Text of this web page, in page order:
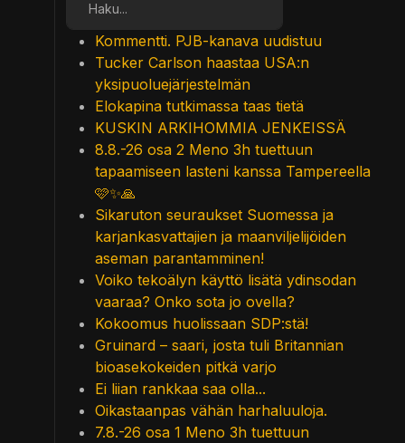
Kommentti. PJB-kanava uudistuu
Tucker Carlson haastaa USA:n
yksipuoluejärjestelmän
Elokapina tutkimassa taas tietä
KUSKIN ARKIHOMMIA JENKEISSÄ
8.8.-26 osa 2 Meno 3h tuettuun
tapaamiseen lasteni kanssa Tampereella
🩷✨🙏
Sikaruton seuraukset Suomessa ja
karjankasvattajien ja maanviljelijöiden
aseman parantamminen!
Voiko tekoälyn käyttö lisätä ydinsodan
vaaraa? Onko sota jo ovella?
Kokoomus huolissaan SDP:stä!
Gruinard – saari, josta tuli Britannian
bioasekokeiden pitkä varjo
Ei liian rankkaa saa olla...
Oikastaanpas vähän harhaluuloja.
7.8.-26 osa 1 Meno 3h tuettuun